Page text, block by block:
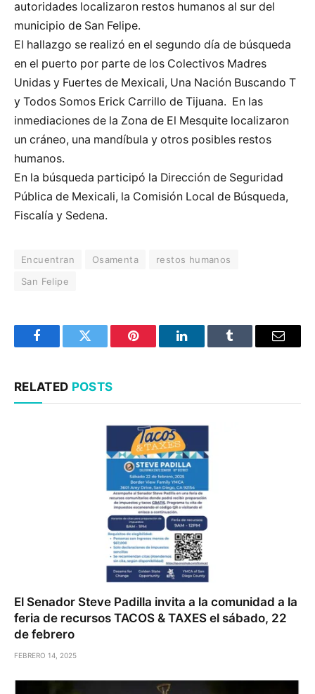
autoridades localizaron restos humanos al sur del
municipio de San Felipe.
El hallazgo se realizó en el segundo día de búsqueda
en el puerto por parte de los Colectivos Madres
Unidas y Fuertes de Mexicali, Una Nación Buscando T
y Todos Somos Erick Carrillo de Tijuana. En las
inmediaciones de la Zona de El Mesquite localizaron
un cráneo, una mandíbula y otros posibles restos
humanos.
En la búsqueda participó la Dirección de Seguridad
Pública de Mexicali, la Comisión Local de Búsqueda,
Fiscalía y Sedena.
Encuentran Osamenta
restos humanos
San Felipe
FacebookTwitter Pinterest LinkedInTumblr Email
RELATED POSTS
El Senador Steve Padilla invita a la comunidad a la
feria de recursos TACOS & TAXES el sábado, 22
de febrero
FEBRERO 14, 2025